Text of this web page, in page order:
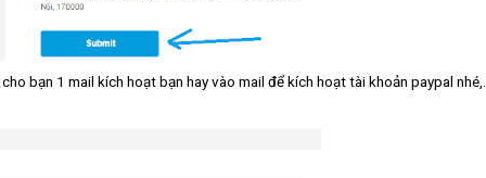
bạn 1 mail kích hoạt bạn hay vào mail để kích hoạt tài khoản paypal nhé,.